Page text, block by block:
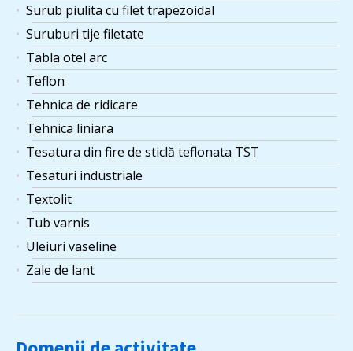
Surub piulita cu filet trapezoidal
Suruburi tije filetate
Tabla otel arc
Teflon
Tehnica de ridicare
Tehnica liniara
Tesatura din fire de sticlă teflonata TST
Tesaturi industriale
Textolit
Tub varnis
Uleiuri vaseline
Zale de lant